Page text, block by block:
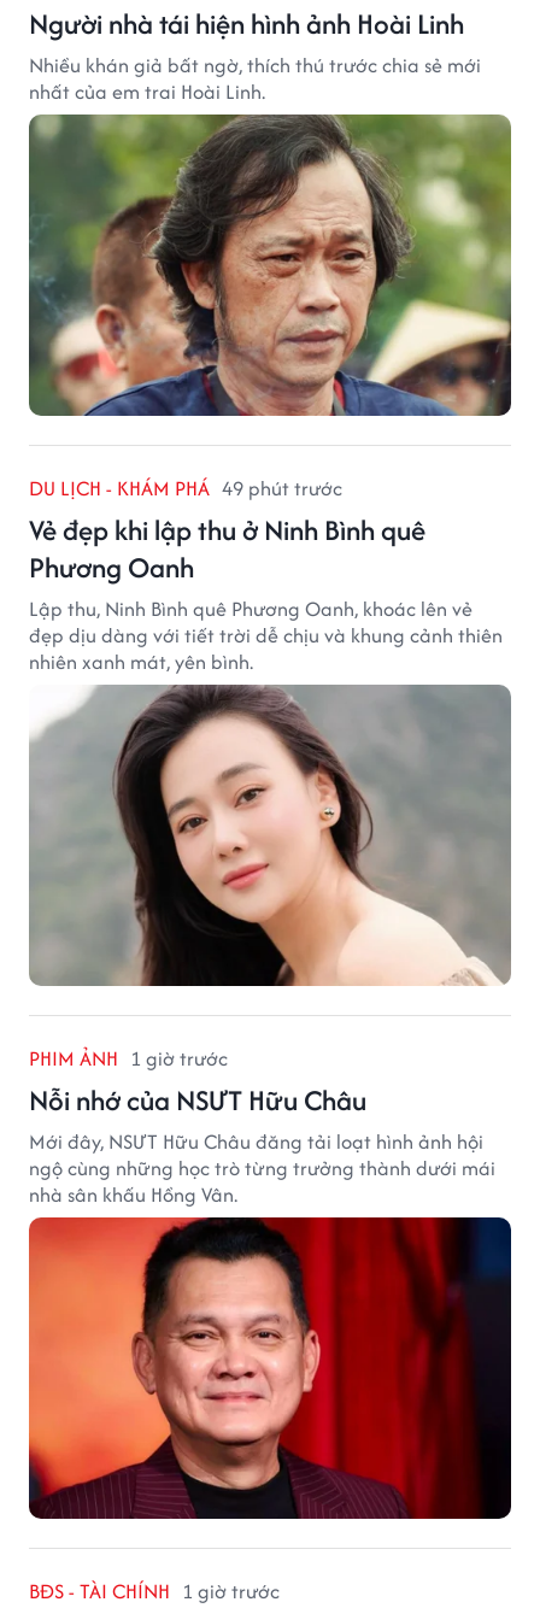
Người nhà tái hiện hình ảnh Hoài Linh
Nhiều khán giả bất ngờ, thích thú trước chia sẻ mới
nhất của em trai Hoài Linh.
DU LỊCH - KHÁM PHÁ 49 phút trước
Vẻ đẹp khi lập thu ở Ninh Bình quê
Phương Oanh
Lập thu, Ninh Bình quê Phương Oanh, khoác lên vẻ
đẹp dịu dàng với tiết trời dễ chịu và khung cảnh thiên
nhiên xanh mát, yên bình.
PHIM ẢNH 1 giờ trước
Nỗi nhớ của NSƯT Hữu Châu
Mới đây, NSƯT Hữu Châu đăng tải loạt hình ảnh hội
ngộ cùng những học trò từng trưởng thành dưới mái
nhà sân khấu Hồng Vân.
BĐS - TÀI CHÍNH 1 giờ trước